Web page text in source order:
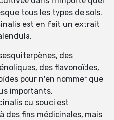
tous les types de sols.
est en fait un extrait
des
des flavonoïdes,
pour n'en nommer que
importants.
ou souci est
des fins médicinales, mais